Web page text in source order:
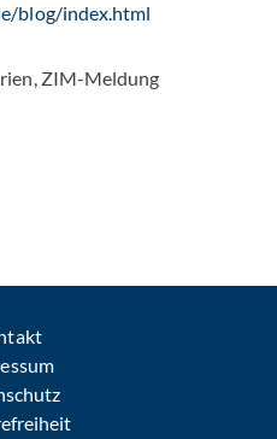
blog/index.html
ZIM-Meldung